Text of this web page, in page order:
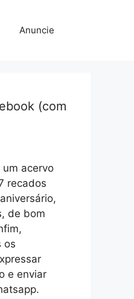
Anuncie
(com
um acervo
recados
de bom
os
e enviar